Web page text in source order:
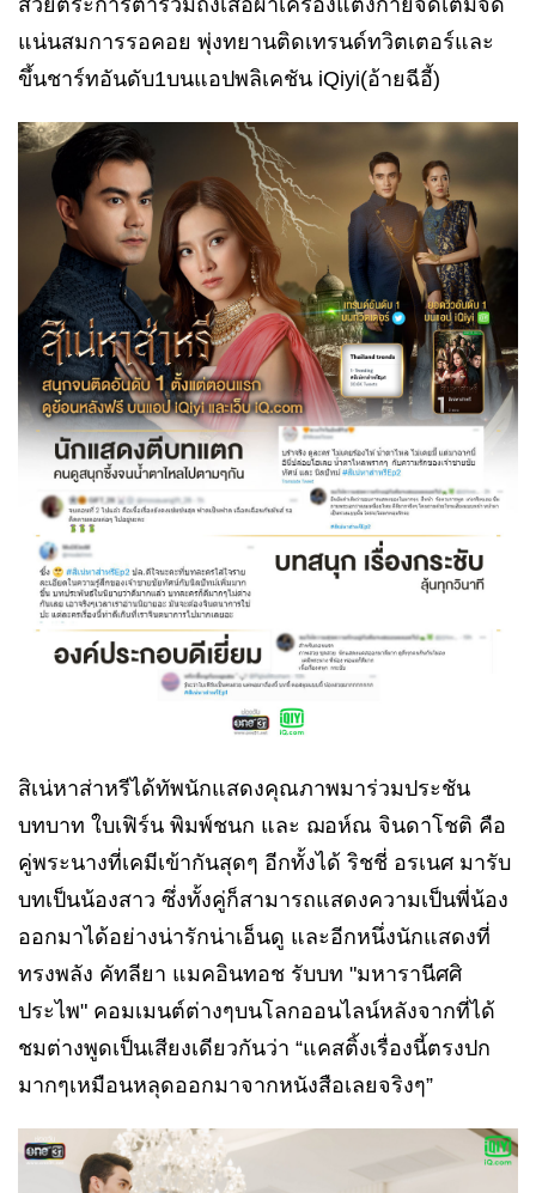
แน่นสมการรอคอย พุ่งทยานติดเทรนด์ทวิตเตอร์และ
ขึ้นชาร์ทอันดับ1บนแอปพลิเคชัน iQiyi(อ้ายฉีอี้)
สิเน่หาส่าหรีได้ทัพนักแสดงคุณภาพมาร่วมประชัน
บทบาท ใบเฟิร์น พิมพ์ชนก และ ฌอห์ณ จินดาโชติ คือ
คู่พระนางที่เคมีเข้ากันสุดๆ อีกทั้งได้ ริชชี่ อรเนศ มารับ
บทเป็นน้องสาว ซึ่งทั้งคู่ก็สามารถแสดงความเป็นพี่น้อง
ออกมาได้อย่างน่ารักน่าเอ็นดู และอีกหนึ่งนักแสดงที่
ทรงพลัง คัทลียา แมคอินทอช รับบท "มหารานีศศิ
ประไพ" คอมเมนต์ต่างๆบนโลกออนไลน์หลังจากที่ได้
ชมต่างพูดเป็นเสียงเดียวกันว่า “แคสติ้งเรื่องนี้ตรงปก
มากๆเหมือนหลุดออกมาจากหนังสือเลยจริงๆ”